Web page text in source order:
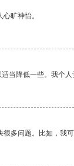
旷神怡。
当降低一些。我个
多问题。比如，我